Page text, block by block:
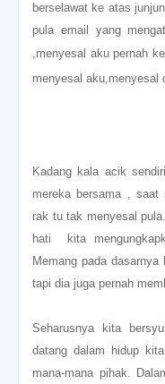
berselawat ke atas
pula email yang
,menyesal aku pernah
menyesal aku,menyesal
Kadang kala acik
mereka bersama , saat
rak tu tak menyesal
hati kita
Memang pada
tapi dia juga pernah
Seharusnya kita
datang dalam hidup
mana-mana pihak.